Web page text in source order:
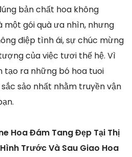
bản chất hoa không
một gói quà ưa nhìn, nhưng
điệp tình ái, sự chúc mừng
của việc tươi thế hệ. Vì
tạo ra những bó hoa tuoi
sảo nhất nhằm truyền vận
Hoa Đám Tang Đẹp Tại Thị
Trước Và Sau Giao Hoa